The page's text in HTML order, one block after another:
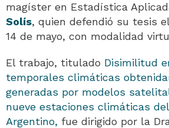
magíster en Estadística
Solís, quien defendió su tesis
14 de mayo, con modalidad
El trabajo, titulado Disimilitud
temporales climáticas
generadas por modelos
nueve estaciones climáticas
Argentino, fue dirigido por la